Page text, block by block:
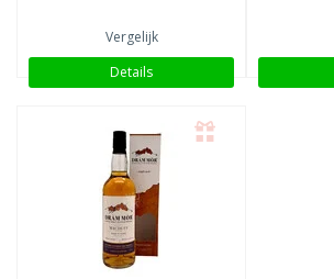
Vergelijk
Details